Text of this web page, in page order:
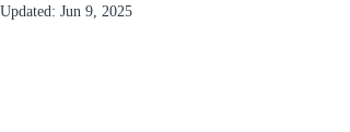
Updated: Jun 9, 2025